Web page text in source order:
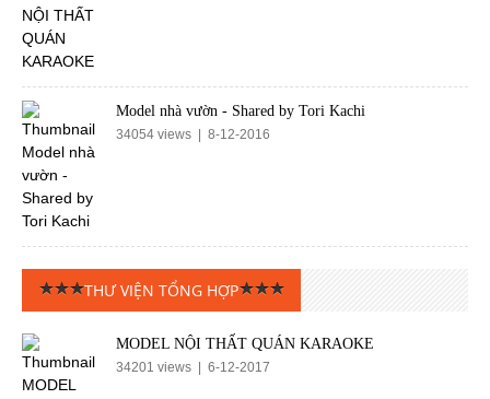
Model nhà vườn - Shared by Tori Kachi
34054 views | 8-12-2016
THƯ VIỆN TỔNG HỢP
MODEL NỘI THẤT QUÁN KARAOKE
34201 views | 6-12-2017